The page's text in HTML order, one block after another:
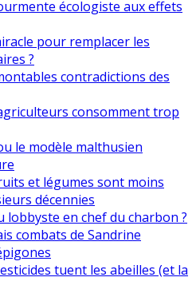
écologiste aux effets
pour remplacer les
?
contradictions des
consomment trop
le modèle malthusien
et légumes sont moins
décennies
lobbyste en chef du charbon ?
combats de Sandrine
tuent les abeilles (et la